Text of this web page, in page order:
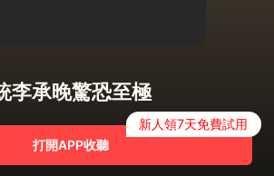
李承晚驚恐至極
打開APP收聽
新人領7天免費試用